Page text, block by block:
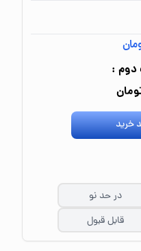
:
خرید
در حد نو
قابل قبول